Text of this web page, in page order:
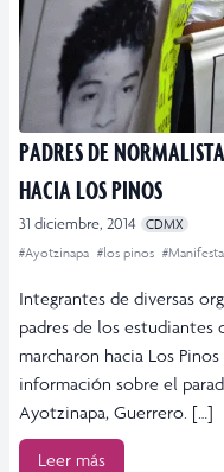
PADRES DE
HACIA LOS PINOS
31 diciembre, 2014
CDMX
#Ayotzinapa #los pinos
Integrantes de diversas
padres de los estudiantes
marcharon hacia Los
información sobre el
Ayotzinapa, Guerrero. […]
Leer más